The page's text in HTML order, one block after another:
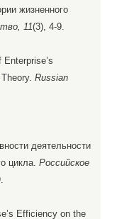
жизненного
11(3), 4-9.
Russian
деятельности
цикла. Российское
Efficiency on the